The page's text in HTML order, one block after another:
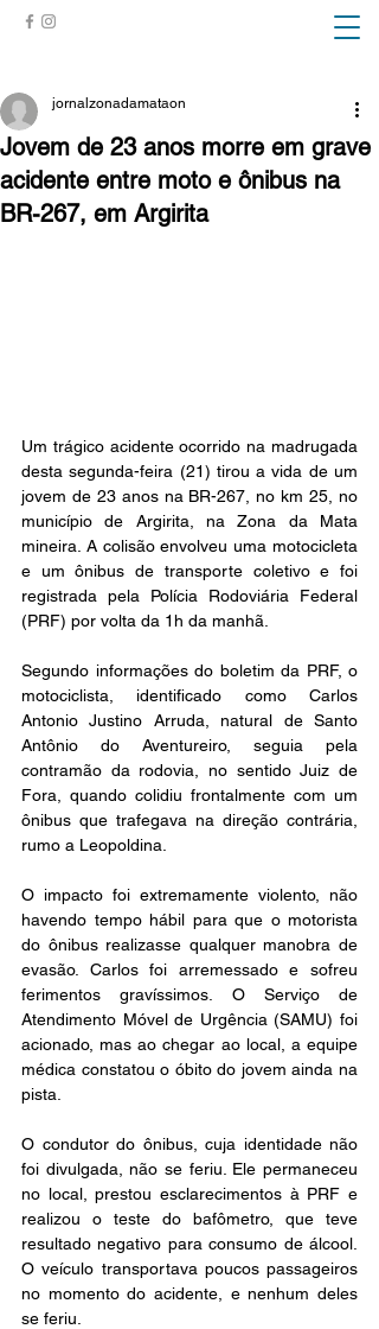
Jovem de 23 anos morre em grave
acidente entre moto e ônibus na
BR-267, em Argirita
jornalzonadamataon
Um trágico acidente ocorrido na madrugada
desta segunda-feira (21) tirou a vida de um
jovem de 23 anos na BR-267, no km 25, no
município de Argirita, na Zona da Mata
mineira. A colisão envolveu uma motocicleta
e um ônibus de transporte coletivo e foi
registrada pela Polícia Rodoviária Federal
(PRF) por volta da 1h da manhã.
Segundo informações do boletim da PRF, o
motociclista, identificado como Carlos
Antonio Justino Arruda, natural de Santo
Antônio do Aventureiro, seguia pela
contramão da rodovia, no sentido Juiz de
Fora, quando colidiu frontalmente com um
ônibus que trafegava na direção contrária,
rumo a Leopoldina.
O impacto foi extremamente violento, não
havendo tempo hábil para que o motorista
do ônibus realizasse qualquer manobra de
evasão. Carlos foi arremessado e sofreu
ferimentos gravíssimos. O Serviço de
Atendimento Móvel de Urgência (SAMU) foi
acionado, mas ao chegar ao local, a equipe
médica constatou o óbito do jovem ainda na
pista.
O condutor do ônibus, cuja identidade não
foi divulgada, não se feriu. Ele permaneceu
no local, prestou esclarecimentos à PRF e
realizou o teste do bafômetro, que teve
resultado negativo para consumo de álcool.
O veículo transportava poucos passageiros
no momento do acidente, e nenhum deles
se feriu.